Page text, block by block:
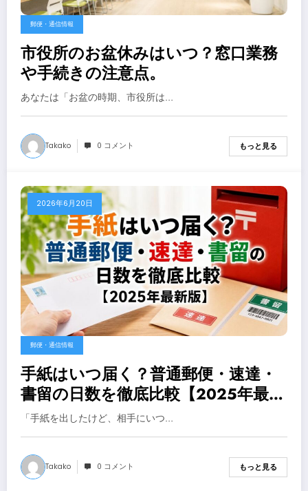
郵便・通信情報
市役所のお盆休みはいつ？窓口業務
や手続きの注意点。
あなたは「お盆の時期、市役所は…
Takako 0 コメント もっと見る
2026年6月20日
郵便・通信情報
手紙はいつ届く？普通郵便・速達・
書留の日数を徹底比較【2025年最新
版】
「手紙を出したけど、相手にいつ…
Takako 0 コメント もっと見る